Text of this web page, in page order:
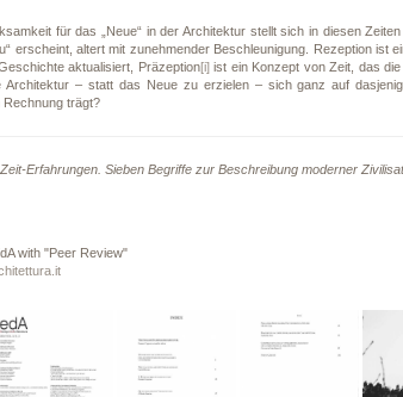
für das „Neue“ in der Architektur stellt sich in diesen
erscheint, altert mit zunehmender Beschleunigung. Rezeption ist
aktualisiert, Präzeption[i]ist ein Konzept von Zeit, das
Architektur – statt das Neue zu erzielen – sich ganz auf
trägt?
Zeit-Erfahrungen. Sieben Begriffe zur Beschreibung moderner
with "Peer Review"